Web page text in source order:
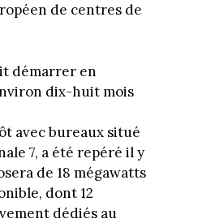
de centres de
démarrer en
dix-huit mois
avec bureaux situé
7, a été repéré il y
de 18 mégawatts
dont 12
dédiés au